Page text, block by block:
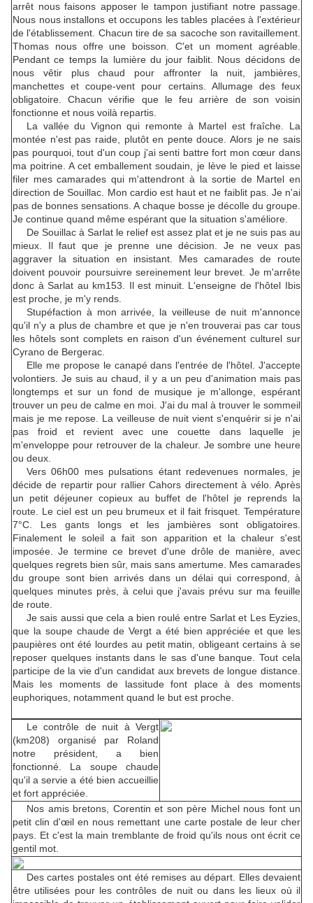
arrêt nous faisons apposer le tampon justifiant notre passage.
Nous nous installons et occupons les tables placées à l'extérieur
de l'établissement. Chacun tire de sa sacoche son ravitaillement.
Thomas nous offre une boisson. C'et un moment agréable.
Pendant ce temps la lumière du jour faiblit. Nous décidons de
nous vêtir plus chaud pour affronter la nuit, jambières,
manchettes et coupe-vent pour certains. Allumage des feux
obligatoire. Chacun vérifie que le feu arrière de son voisin
fonctionne et nous voilà repartis.
La vallée du Vignon qui remonte à Martel est fraîche. La
montée n'est pas raide, plutôt en pente douce. Alors je ne sais
pas pourquoi, tout d'un coup j'ai senti battre fort mon cœur dans
ma poitrine. A cet emballement soudain, je lève le pied et laisse
filer mes camarades qui m'attendront à la sortie de Martel en
direction de Souillac. Mon cardio est haut et ne faiblit pas. Je n'ai
pas de bonnes sensations. A chaque bosse je décolle du groupe.
Je continue quand même espérant que la situation s'améliore.
De Souillac à Sarlat le relief est assez plat et je ne suis pas au
mieux. Il faut que je prenne une décision. Je ne veux pas
aggraver la situation en insistant. Mes camarades de route
doivent pouvoir poursuivre sereinement leur brevet. Je m'arrête
donc à Sarlat au km153. Il est minuit. L'enseigne de l'hôtel Ibis
est proche, je m'y rends.
Stupéfaction à mon arrivée, la veilleuse de nuit m'annonce
qu'il n'y a plus de chambre et que je n'en trouverai pas car tous
les hôtels sont complets en raison d'un événement culturel sur
Cyrano de Bergerac.
Elle me propose le canapé dans l'entrée de l'hôtel. J'accepte
volontiers. Je suis au chaud, il y a un peu d'animation mais pas
longtemps et sur un fond de musique je m'allonge, espérant
trouver un peu de calme en moi. J'ai du mal à trouver le sommeil
mais je me repose. La veilleuse de nuit vient s'enquérir si je n'ai
pas froid et revient avec une couette dans laquelle je
m'enveloppe pour retrouver de la chaleur. Je sombre une heure
ou deux.
Vers 06h00 mes pulsations étant redevenues normales, je
décide de repartir pour rallier Cahors directement à vélo. Après
un petit déjeuner copieux au buffet de l'hôtel je reprends la
route. Le ciel est un peu brumeux et il fait frisquet. Température
7°C. Les gants longs et les jambières sont obligatoires.
Finalement le soleil a fait son apparition et la chaleur s'est
imposée. Je termine ce brevet d'une drôle de manière, avec
quelques regrets bien sûr, mais sans amertume. Mes camarades
du groupe sont bien arrivés dans un délai qui correspond, à
quelques minutes près, à celui que j'avais prévu sur ma feuille
de route.
Je sais aussi que cela a bien roulé entre Sarlat et Les Eyzies,
que la soupe chaude de Vergt a été bien appréciée et que les
paupières ont été lourdes au petit matin, obligeant certains à se
reposer quelques instants dans le sas d'une banque. Tout cela
participe de la vie d'un candidat aux brevets de longue distance.
Mais les moments de lassitude font place à des moments
euphoriques, notamment quand le but est proche.
Le contrôle de nuit à Vergt
(km208) organisé par Roland
notre président, a bien
fonctionné. La soupe chaude
qu'il a servie a été bien accueillie
et fort appréciée.
Nos amis bretons, Corentin et son père Michel nous font un
petit clin d'œil en nous remettant une carte postale de leur cher
pays. Et c'est la main tremblante de froid qu'ils nous ont écrit ce
gentil mot.
Des cartes postales ont été remises au départ. Elles devaient
être utilisées pour les contrôles de nuit ou dans les lieux où il